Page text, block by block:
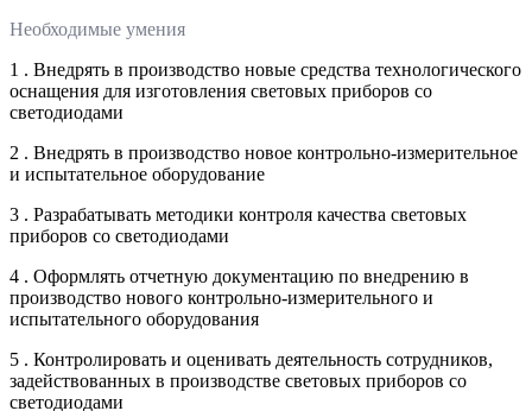
Необходимые умения
1 . Внедрять в производство новые средства технологического
оснащения для изготовления световых приборов со
светодиодами
2 . Внедрять в производство новое контрольно-измерительное
и испытательное оборудование
3 . Разрабатывать методики контроля качества световых
приборов со светодиодами
4 . Оформлять отчетную документацию по внедрению в
производство нового контрольно-измерительного и
испытательного оборудования
5 . Контролировать и оценивать деятельность сотрудников,
задействованных в производстве световых приборов со
светодиодами